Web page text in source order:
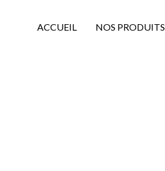
ACCUEIL NOS PRODUITS